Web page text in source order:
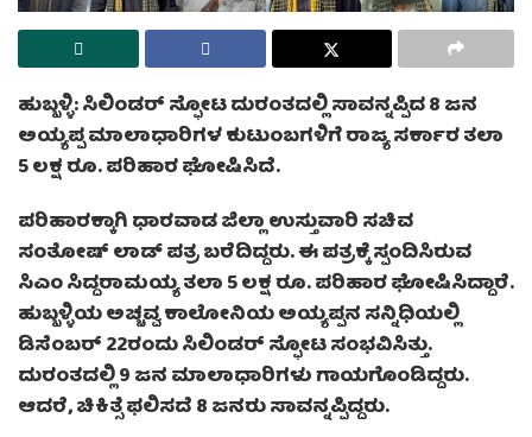
ಹುಬ್ಬಳ್ಳಿ: ಸಿಲಿಂಡರ್ ಸ್ಫೋಟ ದುರಂತದಲ್ಲಿ ಸಾವನ್ನಪ್ಪಿದ 8 ಜನ
ಅಯ್ಯಪ್ಪ ಮಾಲಾಧಾರಿಗಳ ಕುಟುಂಬಗಳಿಗೆ ರಾಜ್ಯ ಸರ್ಕಾರ ತಲಾ
5 ಲಕ್ಷ ರೂ. ಪರಿಹಾರ ಘೋಷಿಸಿದೆ.
ಪರಿಹಾರಕ್ಕಾಗಿ ಧಾರವಾಡ ಜಿಲ್ಲಾ ಉಸ್ತುವಾರಿ ಸಚಿವ
ಸಂತೋಷ್ ಲಾಡ್ ಪತ್ರ ಬರೆದಿದ್ದರು. ಈ ಪತ್ರಕ್ಕೆ ಸ್ಪಂದಿಸಿರುವ
ಸಿಎಂ ಸಿದ್ದರಾಮಯ್ಯ ತಲಾ 5 ಲಕ್ಷ ರೂ. ಪರಿಹಾರ ಘೋಷಿಸಿದ್ದಾರೆ.
ಹುಬ್ಬಳ್ಳಿಯ ಅಚ್ಚವ್ವ ಕಾಲೋನಿಯ ಅಯ್ಯಪ್ಪನ ಸನ್ನಿಧಿಯಲ್ಲಿ
ಡಿಸೆಂಬರ್ 22ರಂದು ಸಿಲಿಂಡರ್ ಸ್ಫೋಟ ಸಂಭವಿಸಿತ್ತು.
ದುರಂತದಲ್ಲಿ 9 ಜನ ಮಾಲಾಧಾರಿಗಳು ಗಾಯಗೊಂಡಿದ್ದರು.
ಆದರೆ, ಚಿಕಿತ್ಸೆ ಫಲಿಸದೆ 8 ಜನರು ಸಾವನ್ನಪ್ಪಿದ್ದರು.